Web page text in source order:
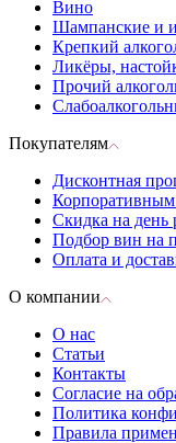
Вино
Шампанские и
Крепкий
Ликёры,
Прочий
Покупателям
Дисконтная
Скидка на день
Подбор вин на
Оплата и
О компании
О нас
Статьи
Контакты
Согласие на
Политика
Правила